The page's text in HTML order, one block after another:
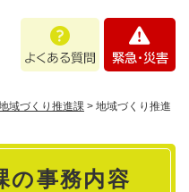
あ
問
・
域づくり推進課 > 地域づくり推進
の事務内容